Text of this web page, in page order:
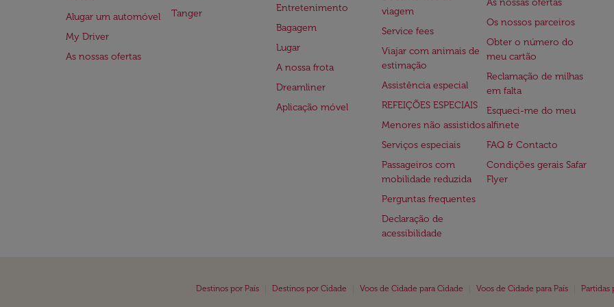
Alugar um automóvel
My Driver
As nossas ofertas
Tanger
Entretenimento
Bagagem
Lugar
A nossa frota
Dreamliner
Aplicação móvel
viagem
Service fees
Viajar com animais de
estimação
Assistência especial
REFEIÇÕES ESPECIAIS
Menores não assistidos
Serviços especiais
Passageiros com
mobilidade reduzida
Perguntas frequentes
Declaração de
acessibilidade
As nossas ofertas
Os nossos parceiros
Obter o número do
meu cartão
Reclamação de milhas
em falta
Esqueci-me do meu
alfinete
FAQ & Contacto
Condições gerais Safar
Flyer
Destinos por País Destinos por Cidade Voos de Cidade para Cidade Voos de Cidade para País Partidas